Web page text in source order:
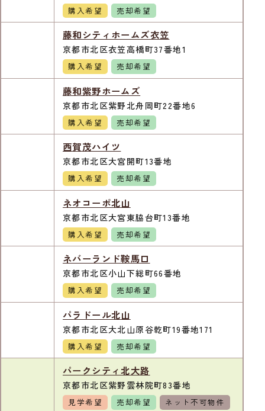
購入希望 売却希望
藤和シティホームズ衣笠
京都市北区衣笠高橋町37番地1
購入希望 売却希望
藤和紫野ホームズ
京都市北区紫野北舟岡町22番地6
購入希望 売却希望
西賀茂ハイツ
京都市北区大宮開町13番地
購入希望 売却希望
ネオコーポ北山
京都市北区大宮東脇台町13番地
購入希望 売却希望
ネバーランド鞍馬口
京都市北区小山下総町66番地
購入希望 売却希望
パラドール北山
京都市北区大北山原谷乾町19番地171
購入希望 売却希望
パークシティ北大路
京都市北区紫野雲林院町83番地
見学希望 売却希望 ネット不可物件